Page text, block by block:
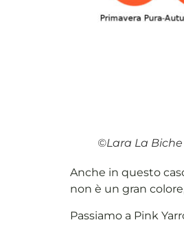
©Lara La Biche
Anche in questo
non è un gran
Passiamo a Pink